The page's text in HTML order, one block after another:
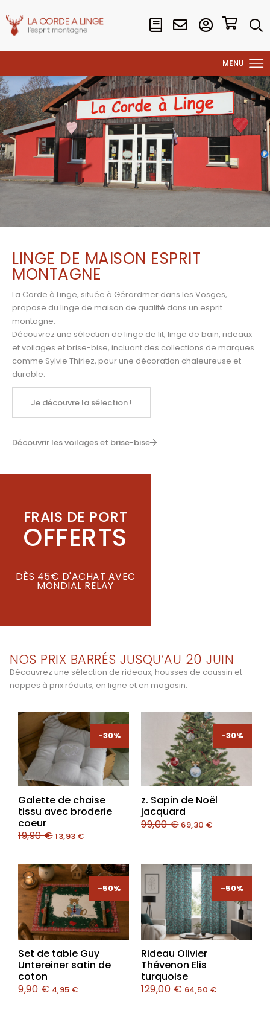
LINGE DE MAISON ESPRIT
MONTAGNE
La Corde à Linge, située à Gérardmer dans les Vosges,
propose du linge de maison de qualité dans un esprit
montagne.
Découvrez une sélection de linge de lit, linge de bain, rideaux
et voilages et brise-bise, incluant des collections de marques
comme Sylvie Thiriez, pour une décoration chaleureuse et
durable.
Je découvre la sélection !
Découvrir les voilages et brise-bise
FRAIS DE PORT
OFFERTS
DÈS 45€ D'ACHAT AVEC
MONDIAL RELAY
NOS PRIX BARRÉS JUSQU’AU 20 JUIN
Découvrez une sélection de rideaux, housses de coussin et
nappes à prix réduits, en ligne et en magasin.
-30%
-30%
Galette de chaise
tissu avec broderie
coeur
19,90€13,93 €
-30%
-30%
z. Sapin de Noël
jacquard
99,00€ 69,30 €
-50%
-50%
Set de table Guy
Untereiner satin de
coton
9,90€ 4,95 €
-50%
-50%
Rideau Olivier
Thévenon Elis
turquoise
129,00€ 64,50 €